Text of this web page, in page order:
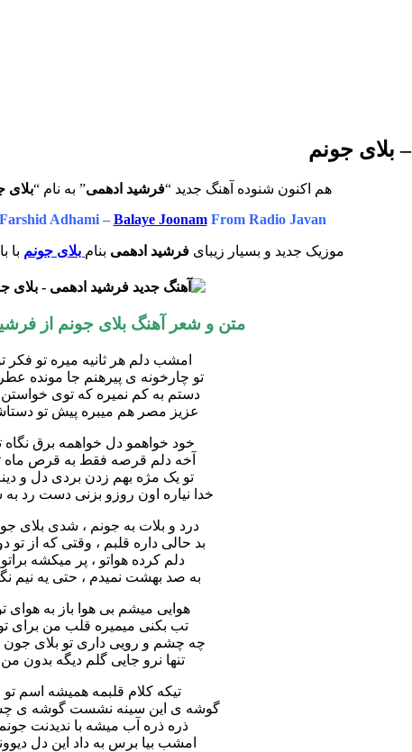
بلای جونم
هم اکنون شنوده آهنگ جدید “فرشید ادهمی” به نام “بلای
Adhami – Balaye JoonamFrom Radio Javan
موزیک جدید و بسیار زیبای فرشید ادهمی بنام بلای جونم با
متن و شعر آهنگ بلای جونم از
امشب دلم هر ثانیه میره تو فکر
تو چارخونه ی پیرهنم جا مونده
دستم به کم نمیره که توی خواستن
عزیز مصر هم میبره پیش تو
خود خواهمو دل خواهمه برق نگاه
آخه دلم قرصه فقط به قرص ماه
تو یک مژه بهم زدن بردی دل و
خدا نیاره اون روزو بزنی دست رد به
درد و بلات به جونم ، شدی بلای
بد حالی داره قلبم ، وقتی که از تو
دلم کرده هواتو ، پر میکشه براتو
به صد بهشت نمیدم ، حتی یه نیم
هوایی میشم بی هوا باز به هوای
تب بکنی میمیره قلب من برای
چه چشم و رویی داری تو بلای
تنها نرو جایی گلم دیگه بدون من
تیکه کلام قلبمه همیشه اسم تو
گوشه ی این سینه نشست گوشه ی
ذره ذره آب میشه با ندیدنت جونم
امشب بیا برس به داد این دل